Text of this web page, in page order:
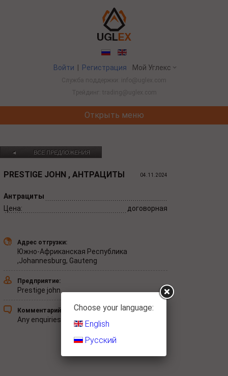
Мой Углекс
Войти Регистрация
Служба поддержки: info@uglex.com
Трейдинг: trading@uglex.com
Открыть меню
Потребление угля в Китае выросло
◄ ВСЕ ПРЕДЛОЖЕНИЯ
PRESTIGE JOHN , АНТРАЦИТЫ 04.11.2024
Антрациты
Цена:
договорная
Адрес отгрузки:
Южно-Африканская Республика
,Johannesburg, Gauteng
Предприятие:
Prestige john
Комментарий:
Any enquiries please feel free to contact us.
Choose your language:
English
Русский